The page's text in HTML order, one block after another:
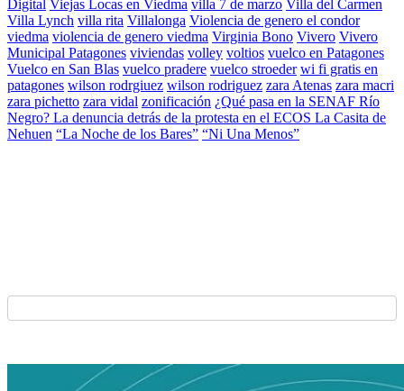
Digital Viejas Locas en Viedma villa 7 de marzo Villa del Carmen
Villa Lynch villa rita Villalonga Violencia de genero el condor
viedma violencia de genero viedma Virginia Bono Vivero Vivero
Municipal Patagones viviendas volley voltios vuelco en Patagones
Vuelco en San Blas vuelco pradere vuelco stroeder wi fi gratis en
patagones wilson rodrgiuez wilson rodriguez zara Atenas zara macri
zara pichetto zara vidal zonificación ¿Qué pasa en la SENAF Río
Negro? La denuncia detrás de la protesta en el ECOS La Casita de
Nehuen “La Noche de los Bares” “Ni Una Menos”